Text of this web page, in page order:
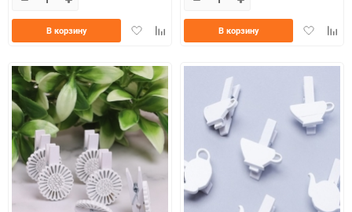
ДобавитьДобавить
В корзину
Добавить
В корзину